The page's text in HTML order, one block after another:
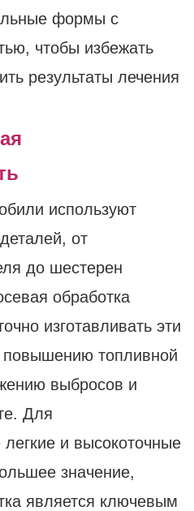
формы с
чтобы избежать
результаты лечения
используют
от
до шестерен
обработка
изготавливать эти
повышению топливной
выбросов и
Для
и высокоточные
значение,
является ключевым